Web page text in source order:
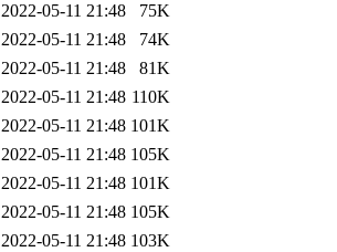
2022-05-11 21:48
75K
2022-05-11 21:48
74K
2022-05-11 21:48
81K
2022-05-11 21:48 110K
2022-05-11 21:48 101K
2022-05-11 21:48 105K
2022-05-11 21:48 101K
2022-05-11 21:48 105K
2022-05-11 21:48 103K